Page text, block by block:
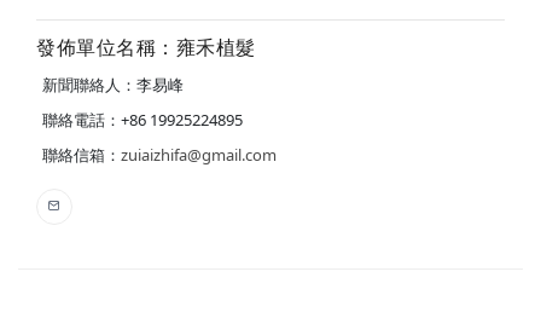
發佈單位名稱：雍禾植髮
新聞聯絡人：李易峰
聯絡電話：+86 19925224895
聯絡信箱： zuiaizhifa@gmail.com